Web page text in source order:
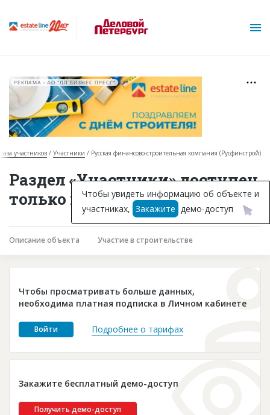
Горячие объекты
База строящихся объектов
Инвестпроекты
Глоссарий
Платные услуги
Пресс-релизы
РЕКЛАМА • АО "ДП БИЗНЕС ПРЕСС"
База участников Участники Русская финансово-строительная компания (Русфинстрой)
Раздел «Участники» доступен
только подписчикам
Описание объекта Участие в строительстве
Чтобы просматривать больше данных,
необходима платная подписка в Личном кабинете
Войти Подробнее о тарифах
Закажите бесплатный демо-доступ
Получить демо-доступ
Чтобы увидеть информацию об объекте и
участниках, Закажите демо-доступ